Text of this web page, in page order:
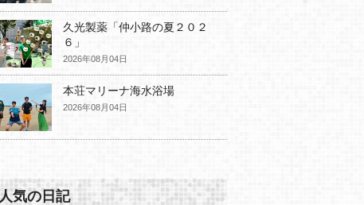
久光製薬「仲小路の夏２０２
６」
2026年08月04日
本荘マリーナ海水浴場
2026年08月04日
人気の日記